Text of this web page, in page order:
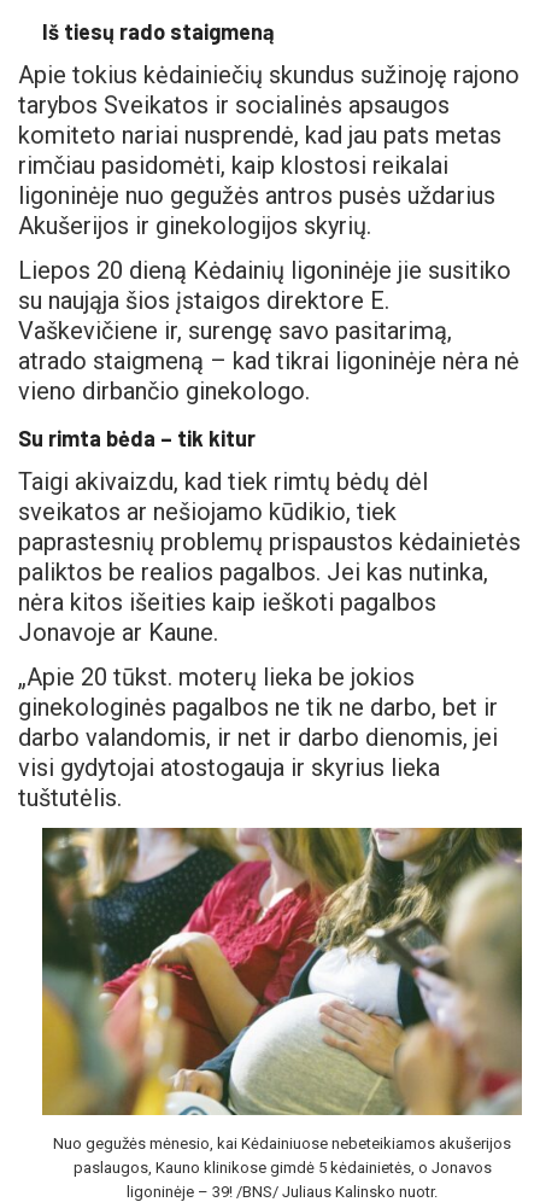
Iš tiesų rado staigmeną
Apie tokius kėdainiečių skundus sužinoję rajono
tarybos Sveikatos ir socialinės apsaugos
komiteto nariai nusprendė, kad jau pats metas
rimčiau pasidomėti, kaip klostosi reikalai
ligoninėje nuo gegužės antros pusės uždarius
Akušerijos ir ginekologijos skyrių.
Liepos 20 dieną Kėdainių ligoninėje jie susitiko
su naująja šios įstaigos direktore E.
Vaškevičiene ir, surengę savo pasitarimą,
atrado staigmeną – kad tikrai ligoninėje nėra nė
vieno dirbančio ginekologo.
Su rimta bėda – tik kitur
Taigi akivaizdu, kad tiek rimtų bėdų dėl
sveikatos ar nešiojamo kūdikio, tiek
paprastesnių problemų prispaustos kėdainietės
paliktos be realios pagalbos. Jei kas nutinka,
nėra kitos išeities kaip ieškoti pagalbos
Jonavoje ar Kaune.
„Apie 20 tūkst. moterų lieka be jokios
ginekologinės pagalbos ne tik ne darbo, bet ir
darbo valandomis, ir net ir darbo dienomis, jei
visi gydytojai atostogauja ir skyrius lieka
tuštutėlis.
Nuo gegužės mėnesio, kai Kėdainiuose nebeteikiamos akušerijos
paslaugos, Kauno klinikose gimdė 5 kėdainietės, o Jonavos
ligoninėje – 39! /BNS/ Juliaus Kalinsko nuotr.